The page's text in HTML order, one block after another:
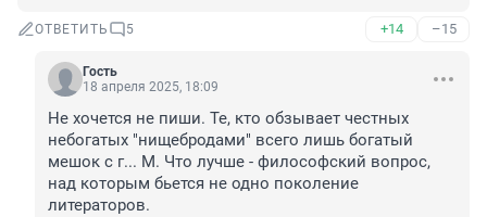
ОТВЕТИТЬ 5 +14 –15
Гость
18 апреля 2025, 18:09
Не хочется не пиши. Те, кто обзывает честных
небогатых "нищебродами" всего лишь богатый
мешок с г... М. Что лучше - философский вопрос,
над которым бьется не одно поколение
литераторов.